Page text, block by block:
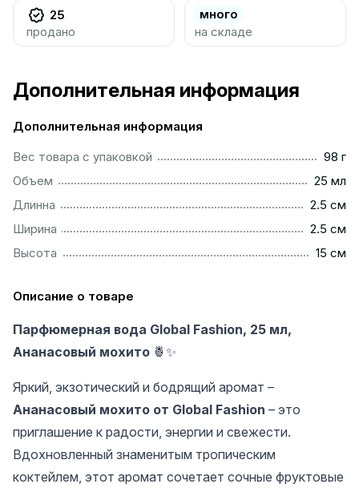
25
продано
много
на складе
Дополнительная информация
Дополнительная информация
Вес товара с упаковкой
98 г
Объем
25 мл
Длинна
2.5 см
Ширина
2.5 см
Высота
15 см
Описание о товаре
Парфюмерная вода Global Fashion, 25 мл,
Ананасовый мохито 🍍✨
Яркий, экзотический и бодрящий аромат –
Ананасовый мохито от Global Fashion – это
приглашение к радости, энергии и свежести.
Вдохновленный знаменитым тропическим
коктейлем, этот аромат сочетает сочные фруктовые